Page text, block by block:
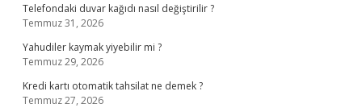
Telefondaki duvar kağıdı nasıl değiştirilir ?
Temmuz 31, 2026
Yahudiler kaymak yiyebilir mi ?
Temmuz 29, 2026
Kredi kartı otomatik tahsilat ne demek ?
Temmuz 27, 2026